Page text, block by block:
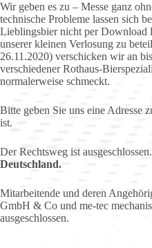
Wir geben es zu – Messe ganz
technische Probleme lassen sich
Lieblingsbier nicht per Download
unserer kleinen Verlosung zu
26.11.2020) verschicken wir an
verschiedener Rothaus-
normalerweise schmeckt.
Bitte geben Sie uns eine Adresse
ist.
Der Rechtsweg ist ausgeschlossen.
Deutschland.
Mitarbeitende und deren
GmbH & Co und me-tec
ausgeschlossen.